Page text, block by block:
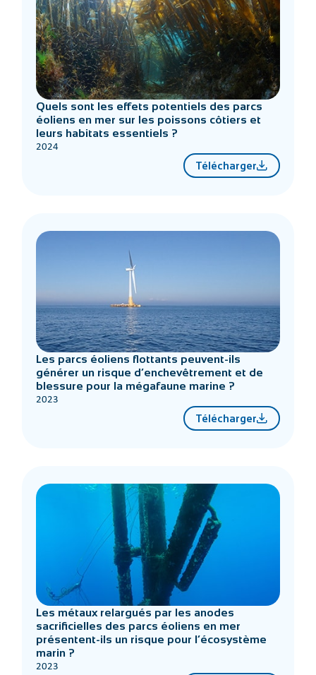
Quels sont les effets potentiels des parcs
éoliens en mer sur les poissons côtiers et
leurs habitats essentiels ?
2024
Télécharger
Les parcs éoliens flottants peuvent-ils
générer un risque d’enchevêtrement et de
blessure pour la mégafaune marine ?
2023
Télécharger
Les métaux relargués par les anodes
sacrificielles des parcs éoliens en mer
présentent-ils un risque pour l’écosystème
marin ?
2023